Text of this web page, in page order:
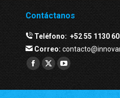
Contáctanos
Teléfono:+52 55 1130
Correo:
Facebook
page
Twitter
page
YouTube
page